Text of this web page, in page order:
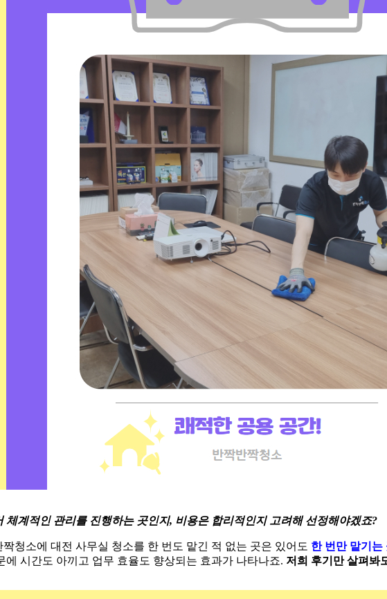
체계적인 관리를 진행하는 곳인지, 비용은 합리적인지 고려해 선정해야겠죠?
짝청소에 대전 사무실 청소를 한 번도 맡긴 적 없는 곳은 있어도 한 번만 맡기는
에 시간도 아끼고 업무 효율도 향상되는 효과가 나타나죠. 저희 후기만 살펴봐